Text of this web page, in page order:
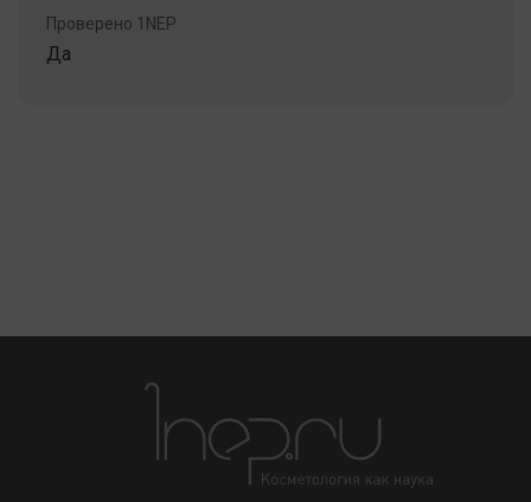
Проверено 1NEP
Да